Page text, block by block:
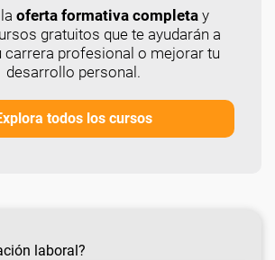
oferta formativa completay
gratuitos que te ayudarán a
carrera profesional o mejorar tu
desarrollo personal.
todos los cursos
laboral?